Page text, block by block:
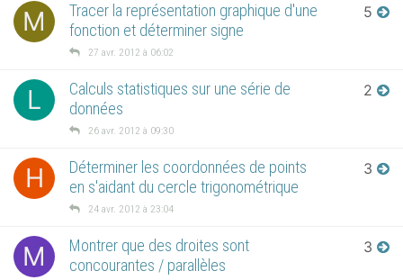
M
Tracer la représentation graphique d'une
fonction et déterminer signe
27 avr. 2012 à 06:02
5
L
Calculs statistiques sur une série de
données
26 avr. 2012 à 09:30
2
H
Déterminer les coordonnées de points
en s'aidant du cercle trigonométrique
24 avr. 2012 à 23:04
3
M
Montrer que des droites sont
concourantes / parallèles
3